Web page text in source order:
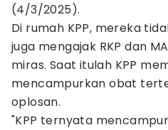
(4/3/2025).
Di rumah KPP, mereka
juga mengajak RKP dan
miras. Saat itulah KPP
mencampurkan obat
oplosan.
"KPP ternyata